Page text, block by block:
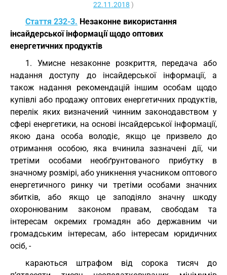
22.11.2018 )
Стаття 232-3. Незаконне використання
інсайдерської інформації щодо оптових
енергетичних продуктів
1. Умисне незаконне розкриття, передача або
надання доступу до інсайдерської інформації, а
також надання рекомендацій іншим особам щодо
купівлі або продажу оптових енергетичних продуктів,
перелік яких визначений чинним законодавством у
сфері енергетики, на основі інсайдерської інформації,
якою дана особа володіє, якщо це призвело до
отримання особою, яка вчинила зазначені дії, чи
третіми особами необґрунтованого прибутку в
значному розмірі, або уникнення учасником оптового
енергетичного ринку чи третіми особами значних
збитків, або якщо це заподіяло значну шкоду
охоронюваним законом правам, свободам та
інтересам окремих громадян або державним чи
громадським інтересам, або інтересам юридичних
осіб, -
караються штрафом від сорока тисяч до